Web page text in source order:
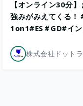
【オンライン30分
強みがみえてくる！
1on1#ES＃GD#イ
株式会社ドット